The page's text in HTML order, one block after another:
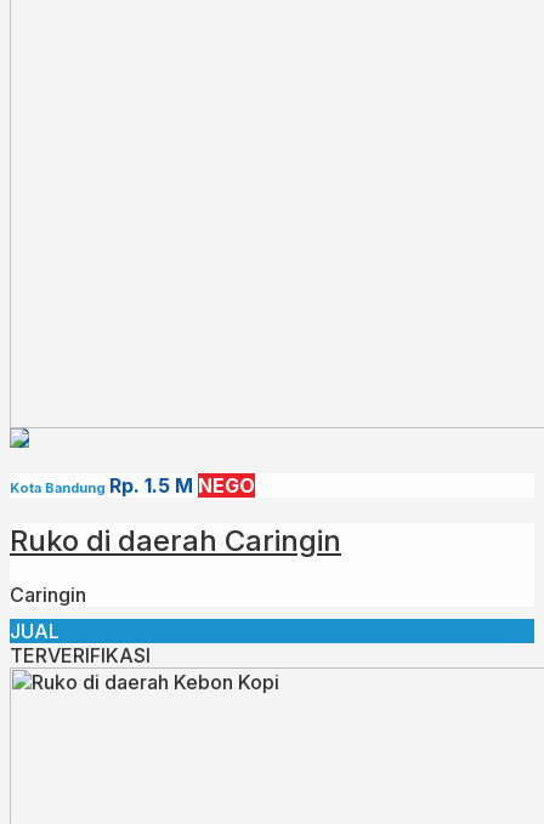
Kota Bandung Rp. 1.5 M NEGO
Ruko di daerah Caringin
Caringin
JUAL
TERVERIFIKASI